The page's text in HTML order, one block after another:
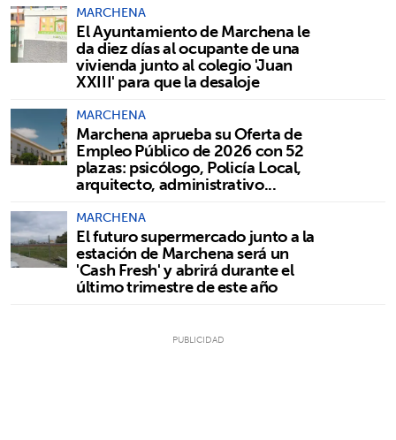
MARCHENA
El Ayuntamiento de Marchena le
da diez días al ocupante de una
vivienda junto al colegio 'Juan
XXIII' para que la desaloje
MARCHENA
Marchena aprueba su Oferta de
Empleo Público de 2026 con 52
plazas: psicólogo, Policía Local,
arquitecto, administrativo...
MARCHENA
El futuro supermercado junto a la
estación de Marchena será un
'Cash Fresh' y abrirá durante el
último trimestre de este año